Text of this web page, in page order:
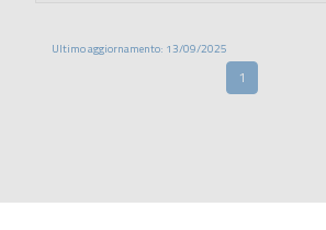
Ultimo aggiornamento: 13/09/2025
1